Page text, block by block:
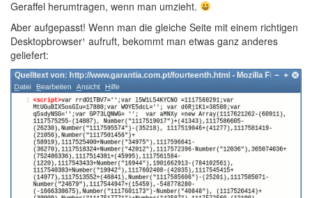
Geraffel herumtragen, wenn man umzieht.
Aber aufgepasst! Wenn man die gleiche Seite mit einem richtigen
Desktopbrowser¹ aufruft, bekommt man etwas ganz anderes
geliefert: